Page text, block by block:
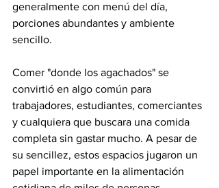
generalmente con menú del día,
porciones abundantes y ambiente
sencillo.
Comer "donde los agachados" se
convirtió en algo común para
trabajadores, estudiantes, comerciantes
y cualquiera que buscara una comida
completa sin gastar mucho. A pesar de
su sencillez, estos espacios jugaron un
papel importante en la alimentación